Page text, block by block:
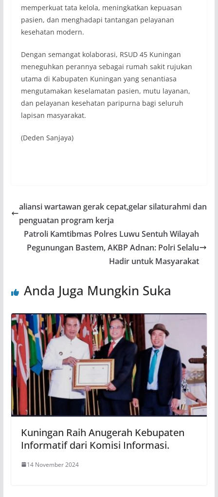
memperkuat tata kelola, meningkatkan kepuasan
pasien, dan menghadapi tantangan pelayanan
kesehatan modern.
Dengan semangat kolaborasi, RSUD 45 Kuningan
meneguhkan perannya sebagai rumah sakit rujukan
utama di Kabupaten Kuningan yang senantiasa
mengutamakan keselamatan pasien, mutu layanan,
dan pelayanan kesehatan paripurna bagi seluruh
lapisan masyarakat.
(Deden Sanjaya)
aliansi wartawan gerak cepat,gelar silaturahmi dan
penguatan program kerja
Patroli Kamtibmas Polres Luwu Sentuh Wilayah
Pegunungan Bastem, AKBP Adnan: Polri Selalu
Hadir untuk Masyarakat
Anda Juga Mungkin Suka
Kuningan Raih Anugerah Kebupaten
Informatif dari Komisi Informasi.
14 November 2024